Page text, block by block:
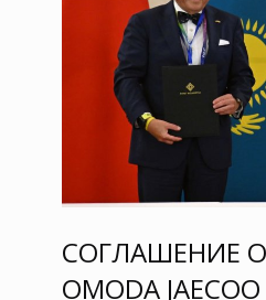
СОГЛАШЕНИЕ
OMODA